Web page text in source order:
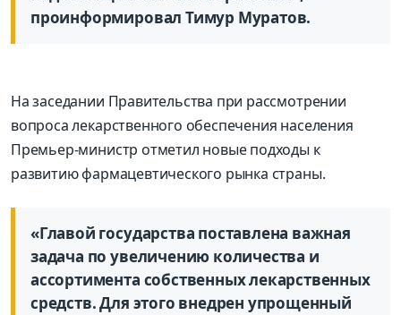
проинформировал Тимур Муратов.
На заседании Правительства при рассмотрении
вопроса лекарственного обеспечения населения
Премьер-министр отметил новые подходы к
развитию фармацевтического рынка страны.
«Главой государства поставлена важная
задача по увеличению количества и
ассортимента собственных лекарственных
средств. Для этого внедрен упрощенный